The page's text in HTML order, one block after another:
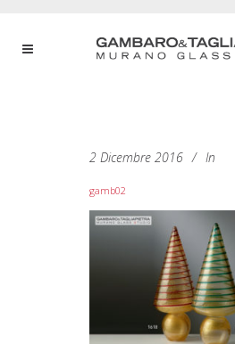
2 Dicembre 2016 In
gamb02